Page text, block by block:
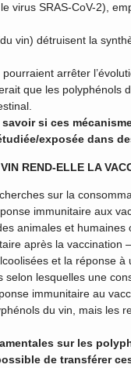
virus SRAS-CoV-2),
vin) détruisent la
arrêter
que les polyphénols
si ces
exposée dans
REND-ELLE LA
sur la
immunitaire aux
animales et
après la vaccination
et la réponse à
selon lesquelles une
immunitaire au
du vin, mais les
sur les
de transférer